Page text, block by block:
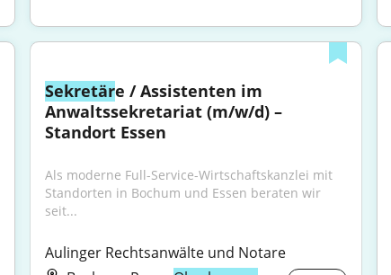
Sekretäre / Assistenten im
Anwaltssekretariat (m/w/d) –
Standort Essen
Als moderne Full-Service-Wirtschaftskanzlei mit
Standorten in Bochum und Essen beraten wir
seit...
Aulinger Rechtsanwälte und Notare